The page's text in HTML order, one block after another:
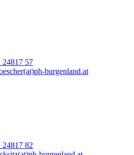
24817 57
burgenland.at
24817 82